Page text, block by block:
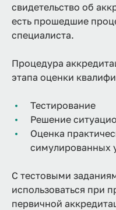
свидетельство об
есть прошедшие
специалиста.
Процедура
этапа оценки
Тестирование
Решение
Оценка
симулированных
С тестовыми
использоваться при
первичной